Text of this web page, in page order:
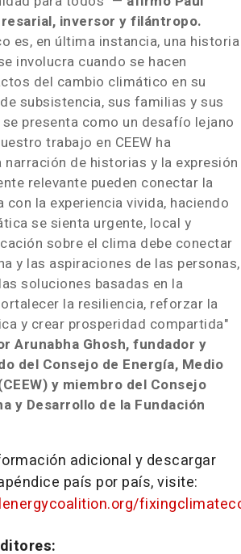
inversor y filántropo.
es, en última instancia, una historia
involucra cuando se hacen
del cambio climático en su
subsistencia, sus familias y sus
presenta como un desafío lejano
trabajo en CEEW ha
de historias y la expresión
relevante pueden conectar la
la experiencia vivida, haciendo
se sienta urgente, local y
sobre el clima debe conectar
y las aspiraciones de las personas,
soluciones basadas en la
la resiliencia, reforzar la
y crear prosperidad compartida"
Arunabha Ghosh, fundador y
del Consejo de Energía, Medio
y miembro del Consejo
y Desarrollo de la Fundación
adicional y descargar
país por país, visite: